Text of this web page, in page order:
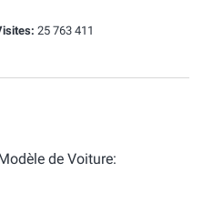
25 763 411
de Voiture: